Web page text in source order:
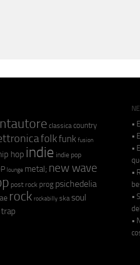
classica country
folkfunk fusion
hop indie indie pop
lounge metal; new wave
post rock prog psichedelia
rock rockabilly ska soul
trap
•
•
•
•
•
•